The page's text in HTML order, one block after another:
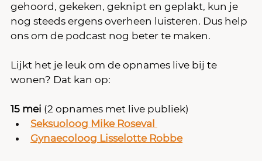
gehoord, gekeken, geknipt en geplakt, kun je
nog steeds ergens overheen luisteren. Dus help
ons om de podcast nog beter te maken.
Lijkt het je leuk om de opnames live bij te
wonen? Dat kan op:
15 mei (2 opnames met live publiek)
Seksuoloog Mike Roseval
Gynaecoloog Lisselotte Robbe